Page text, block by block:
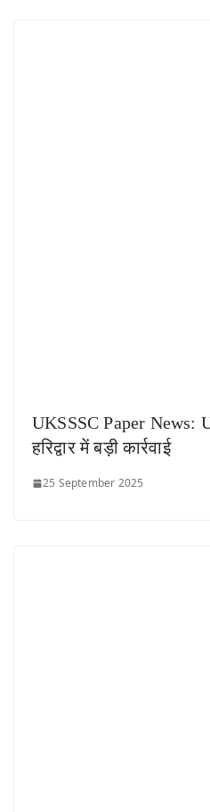
UKSSSC Paper News:
हरिद्वार में बड़ी कार्रवाई
25 September 2025